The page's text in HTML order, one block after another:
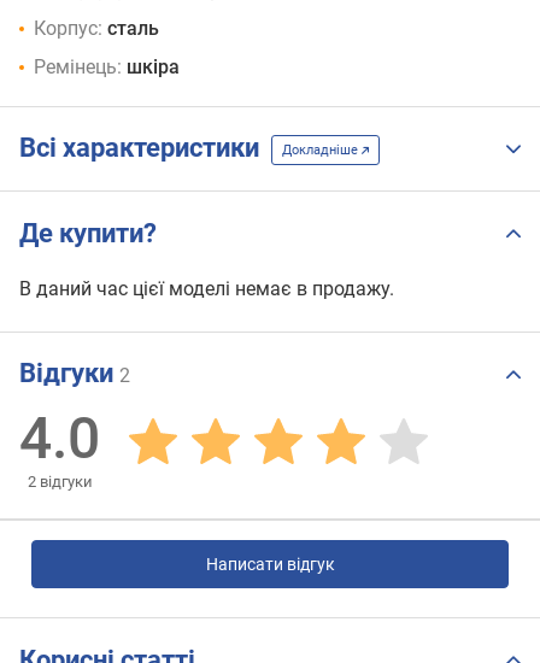
Корпус: сталь
Ремінець: шкіра
Всі характеристики Докладніше
Де купити?
В даний час цієї моделі немає в продажу.
Відгуки 2
4.0
2 відгуки
Написати відгук